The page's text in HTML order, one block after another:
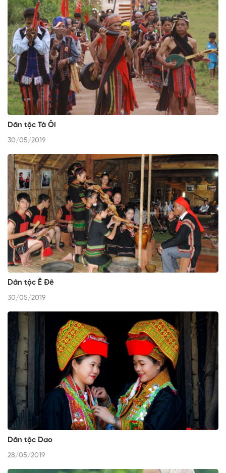
Dân tộc Tà Ôi
30/05/2019
Dân tộc Ê Đê
30/05/2019
Dân tộc Dao
28/05/2019